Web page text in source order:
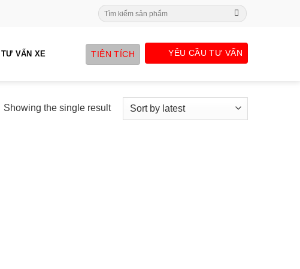
Search
for:
TƯ VẤN XE TIỆN TÍCH YÊU CẦU TƯ VẤN
Showing the single result